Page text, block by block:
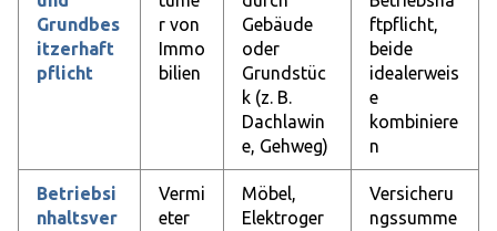
Grundbes
itzerhaft
pflicht
r von
Immo
bilien
Gebäude
oder
Grundstüc
k (z. B.
Dachlawin
e, Gehweg)
ftpflicht,
beide
idealerweis
e
kombiniere
n
Betriebsi
nhaltsver
Vermi
eter
Möbel,
Elektroger
Versicheru
ngssumme